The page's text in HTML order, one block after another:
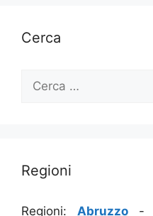
Cerca
per:
Regioni
Regioni: Abruzzo-